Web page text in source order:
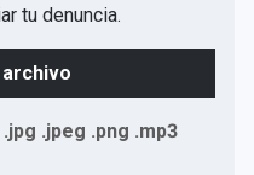
tu denuncia.
.jpg .jpeg .png .mp3